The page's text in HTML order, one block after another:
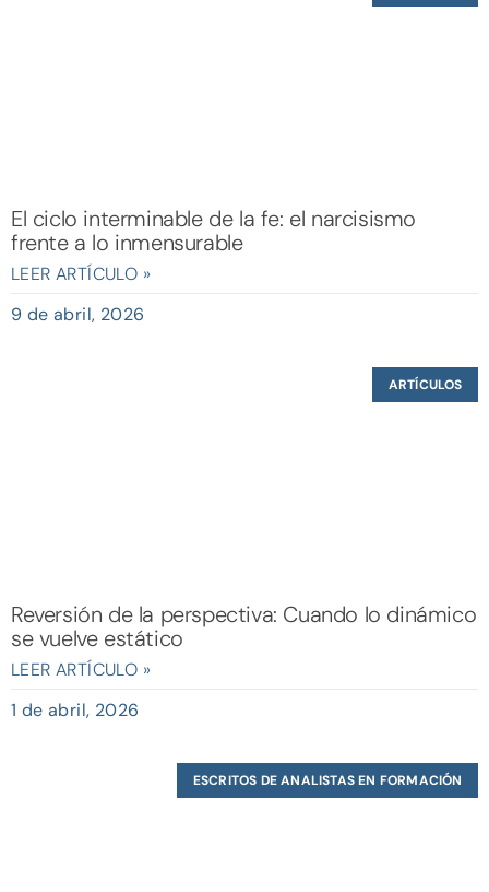
El ciclo interminable de la fe: el narcisismo
frente a lo inmensurable
LEER ARTÍCULO »
9 de abril, 2026
ARTÍCULOS
Reversión de la perspectiva: Cuando lo dinámico
se vuelve estático
LEER ARTÍCULO »
1 de abril, 2026
ESCRITOS DE ANALISTAS EN FORMACIÓN